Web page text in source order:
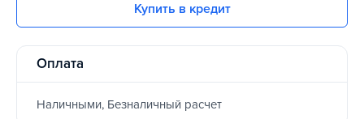
Купить в кредит
Оплата
Наличными, Безналичный расчет